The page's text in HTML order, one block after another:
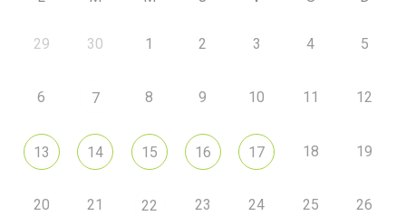
29 30 1 2 3 4 5
6 7 8 9 10 11 12
13 14 15 16 17 18 19
20 21 22 23 24 25 26